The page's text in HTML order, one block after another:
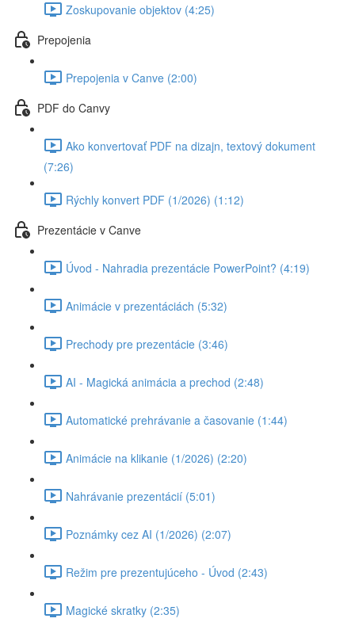
Zoskupovanie objektov (4:25)
Prepojenia
Prepojenia v Canve (2:00)
PDF do Canvy
Ako konvertovať PDF na dizajn, textový dokument
(7:26)
Rýchly konvert PDF (1/2026) (1:12)
Prezentácie v Canve
Úvod - Nahradia prezentácie PowerPoint? (4:19)
Animácie v prezentáciách (5:32)
Prechody pre prezentácie (3:46)
AI - Magická animácia a prechod (2:48)
Automatické prehrávanie a časovanie (1:44)
Animácie na klikanie (1/2026) (2:20)
Nahrávanie prezentácií (5:01)
Poznámky cez AI (1/2026) (2:07)
Režim pre prezentujúceho - Úvod (2:43)
Magické skratky (2:35)